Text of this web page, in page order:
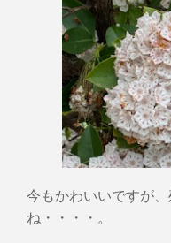
今もかわいいですが
ね・・・・。